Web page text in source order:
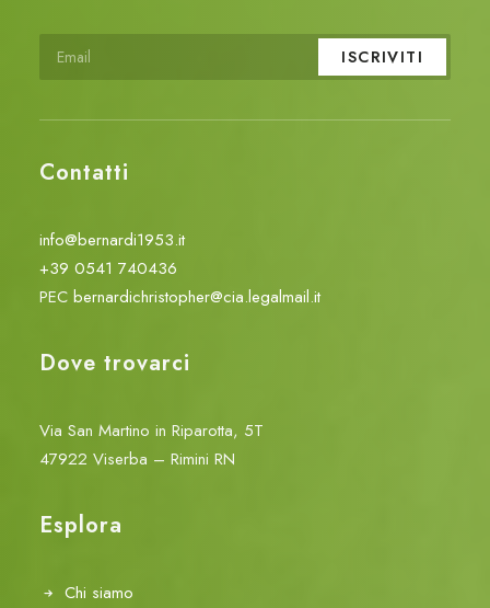
Contatti
info@bernardi1953.it
+39 0541 740436
PEC bernardichristopher@cia.legalmail.it
Dove trovarci
Via San Martino in Riparotta, 5T
47922 Viserba – Rimini RN
Esplora
Chi siamo